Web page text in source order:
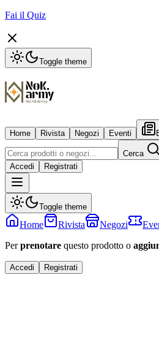
Fai il Quiz
Toggle theme
Home Rivista Negozi Eventi
Cerca
Accedi
Registrati
Toggle theme
Home Rivista Negozi
Perprenotare questo prodotto o
Accedi Registrati